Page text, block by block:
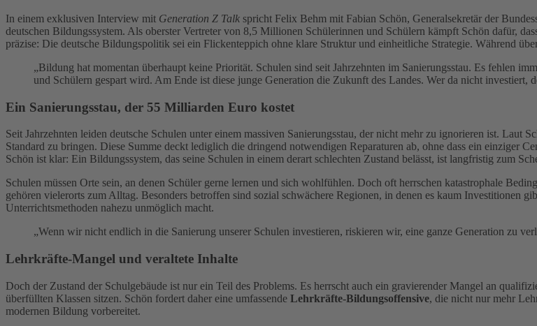
In einem exklusiven Interview mit Generation Z Talk spricht Felix Behm mit Fabian Schön, Generalsekretär der
deutschen Bildungssystem. Als oberster Vertreter von 8,5 Millionen Schülerinnen und Schülern kämpft Schön dafür,
präzise: Die deutsche Bildungspolitik sei ein Flickenteppich ohne klare Struktur und einheitliche Strategie. Während
„Bildung hat momentan überhaupt keine Priorität. Schulen sind seit Jahrzehnten im Sanierungsstau. Es fehlen
und Schülern gespart wird. Am Ende ist diese junge Generation die Zukunft des Landes. Wer da nicht investiert,
Ein Sanierungsstau, der 55 Milliarden Euro kostet
Seit Jahrzehnten leiden deutsche Schulen unter einem massiven Sanierungsstau, der nicht mehr zu ignorieren ist. Laut
Standard zu bringen. Diese Summe deckt lediglich die dringend notwendigen Reparaturen ab, ohne dass ein einziger
Schön ist klar: Ein Bildungssystem, das seine Schulen in einem derart schlechten Zustand belässt, ist langfristig zum
Schulen müssen Orte sein, an denen Schüler gerne lernen und sich wohlfühlen. Doch oft herrschen katastrophale
gehören vielerorts zum Alltag. Besonders betroffen sind sozial schwächere Regionen, in denen es kaum Investitionen
Unterrichtsmethoden nahezu unmöglich macht.
„Wenn wir nicht endlich in die Sanierung unserer Schulen investieren, riskieren wir, eine ganze Generation zu
Lehrkräfte-Mangel und veraltete Inhalte
Doch der Zustand der Schulgebäude ist nur ein Teil des Problems. Es herrscht auch ein gravierender Mangel an
überfüllten Klassen sitzen. Schön fordert daher eine umfassende Lehrkräfte-Bildungsoffensive, die nicht nur mehr
modernen Bildung vorbereitet.